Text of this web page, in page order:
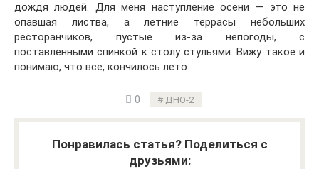
дождя людей. Для меня наступление осени — это не
опавшая листва, а летние террасы небольших
ресторанчиков, пустые из-за непогоды, с
поставленными спинкой к столу стульями. Вижу такое и
понимаю, что все, кончилось лето.
0 ДНО-2
Понравилась статья? Поделиться с
друзьями: